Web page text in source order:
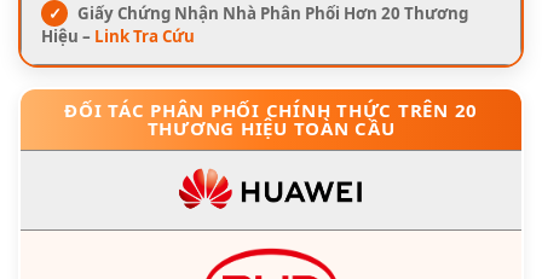
✓
Giấy Chứng Nhận Nhà Phân Phối Hơn 20 Thương
Hiệu – Link Tra Cứu
ĐỐI TÁC PHÂN PHỐI CHÍNH THỨC TRÊN 20
THƯƠNG HIỆU TOÀN CẦU